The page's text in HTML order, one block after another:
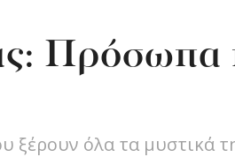
Πρόσωπα
όλα τα μυστικά